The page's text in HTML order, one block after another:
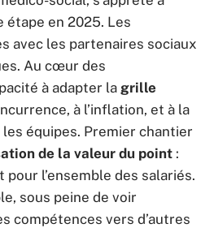
en 2025. Les
avec les partenaires sociaux
Au cœur des
à adapter la grille
à l’inflation, et à la
équipes. Premier chantier
de la valeur du point :
l’ensemble des salariés.
sous peine de voir
compétences vers d’autres